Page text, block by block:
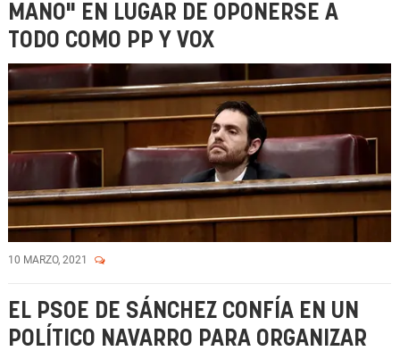
MANO" EN LUGAR DE OPONERSE A
TODO COMO PP Y VOX
10 MARZO, 2021
EL PSOE DE SÁNCHEZ CONFÍA EN UN
POLÍTICO NAVARRO PARA ORGANIZAR